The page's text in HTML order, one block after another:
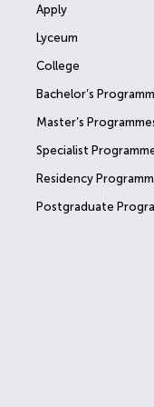
Apply
Lyceum
College
Bachelor’s
Master’s
Specialist
Residency
Postgraduate